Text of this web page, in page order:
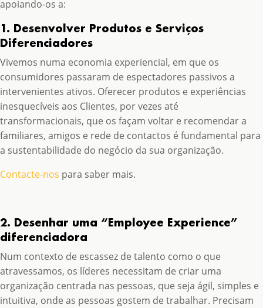
apoiando-os a:
1. Desenvolver Produtos e Serviços
Diferenciadores
Vivemos numa economia experiencial, em que os
consumidores passaram de espectadores passivos a
intervenientes ativos. Oferecer produtos e experiências
inesquecíveis aos Clientes, por vezes até
transformacionais, que os façam voltar e recomendar a
familiares, amigos e rede de contactos é fundamental para
a sustentabilidade do negócio da sua organização.
Contacte-nos para saber mais.
2. Desenhar uma “Employee Experience”
diferenciadora
Num contexto de escassez de talento como o que
atravessamos, os líderes necessitam de criar uma
organização centrada nas pessoas, que seja ágil, simples e
intuitiva, onde as pessoas gostem de trabalhar. Precisam